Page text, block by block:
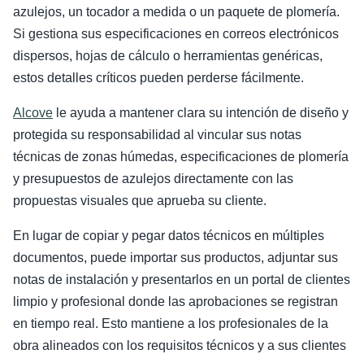
azulejos, un tocador a medida o un paquete de plomería.
Si gestiona sus especificaciones en correos electrónicos
dispersos, hojas de cálculo o herramientas genéricas,
estos detalles críticos pueden perderse fácilmente.
Alcove le ayuda a mantener clara su intención de diseño y
protegida su responsabilidad al vincular sus notas
técnicas de zonas húmedas, especificaciones de plomería
y presupuestos de azulejos directamente con las
propuestas visuales que aprueba su cliente.
En lugar de copiar y pegar datos técnicos en múltiples
documentos, puede importar sus productos, adjuntar sus
notas de instalación y presentarlos en un portal de clientes
limpio y profesional donde las aprobaciones se registran
en tiempo real. Esto mantiene a los profesionales de la
obra alineados con los requisitos técnicos y a sus clientes